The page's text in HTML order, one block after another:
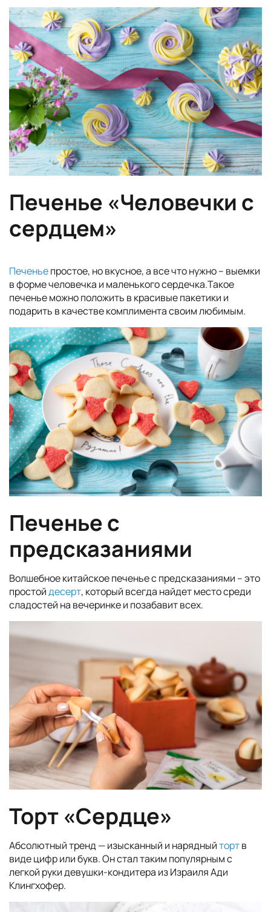
Печенье «Человечки с
сердцем»
Печеньепростое, но вкусное, а все что нужно – выемки
в форме человечка и маленького сердечка.Такое
печенье можно положить в красивые пакетики и
подарить в качестве комплимента своим любимым.
Печенье с
предсказаниями
Волшебное китайское печенье с предсказаниями – это
простойдесерт, который всегда найдет место среди
сладостей на вечеринке и позабавит всех.
Торт «Сердце»
Абсолютный тренд — изысканный и нарядныйтортв
виде цифр или букв. Он стал таким популярным с
легкой руки девушки-кондитера из Израиля Ади
Клингхофер.